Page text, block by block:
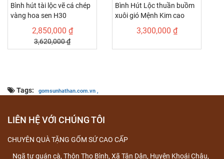
Bình hút tài lộc vẽ cá chép
vàng hoa sen H30
2,850,000 ₫
3,620,000 ₫
Bình Hút Lộc thuần buồm
xuôi gió Mệnh Kim cao
3,300,000 ₫
Tags: gomsunhathan.com.vn ,
LIÊN HỆ VỚI CHÚNG TÔI
CHUYÊN QUÀ TẶNG GỐM SỨ CAO CẤP
Ngã tư quán cà, Thôn Thọ Bình, Xã Tân Dân, Huyện Khoái Châu,